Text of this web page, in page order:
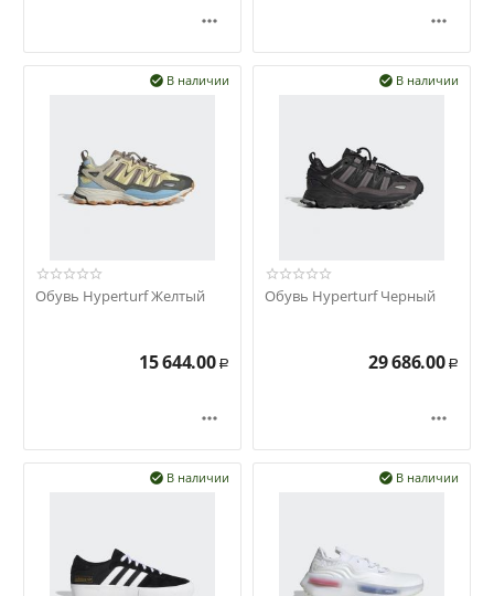
 
В наличии

Обувь Hyperturf Желтый
15 644.00 Р

В наличии

Обувь Hyperturf Черный
29 686.00 Р

В наличии
 В наличии
